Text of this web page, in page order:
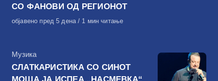
СО ФАНОВИ ОД РЕГИОНОТ
Објавено
објавено пред 5 дена 1 мин читање
КАтегорија
Музика
СЛАТКАРИСТИКА СО СИНОТ